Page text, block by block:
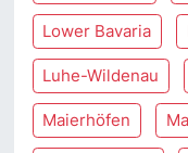
Lower Bavaria
Luhe-Wildenau
Maierhöfen